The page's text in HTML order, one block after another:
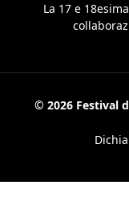
La 17 e
© 2026 Festival